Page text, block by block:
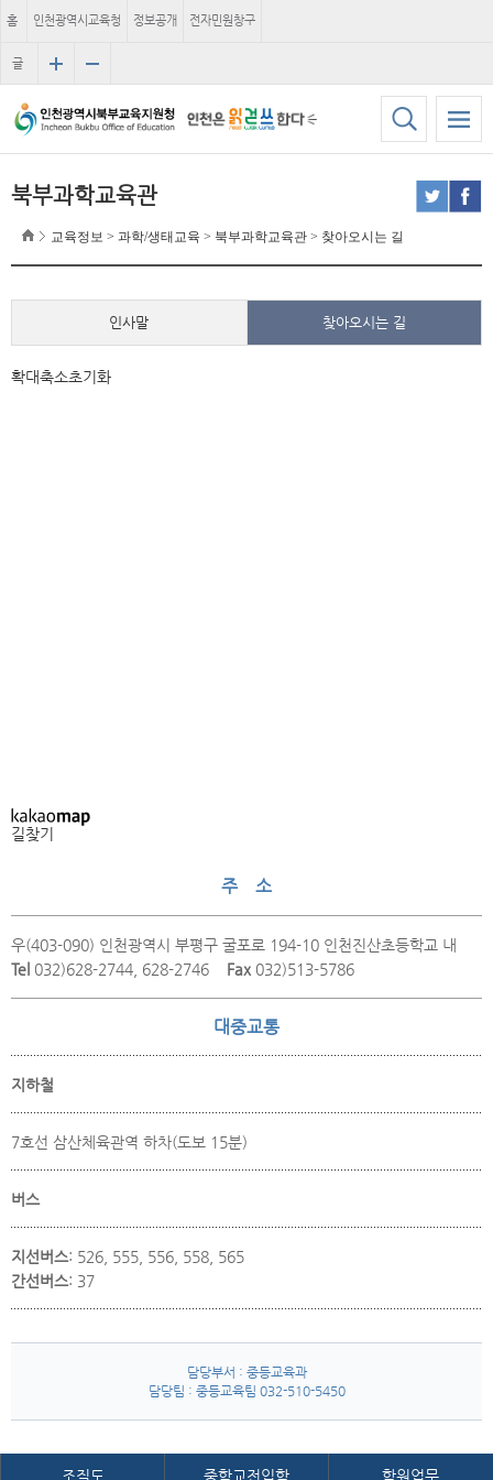
홈 인천광역시교육청 정보공개 전자민원창구
글
자
기
북부과학교육관
교육정보 > 과학/생태교육 > 북부과학교육관 > 찾아오시는 길
인사말 찾아오시는 길
확대축소초기화
길찾기
주 소
우(403-090) 인천광역시 부평구 굴포로 194-10 인천진산초등학교 내
Tel 032)628-2744, 628-2746 Fax 032)513-5786
대중교통
지하철
7호선 삼산체육관역 하차(도보 15분)
버스
지선버스: 526, 555, 556, 558, 565
간선버스: 37
담당부서 : 중등교육과
담당팀 : 중등교육팀 032-510-5450
조직도 중학교전입학 학원업무